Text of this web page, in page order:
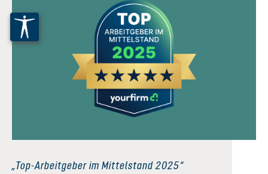
„Top-Arbeitgeber im Mittelstand 2025“